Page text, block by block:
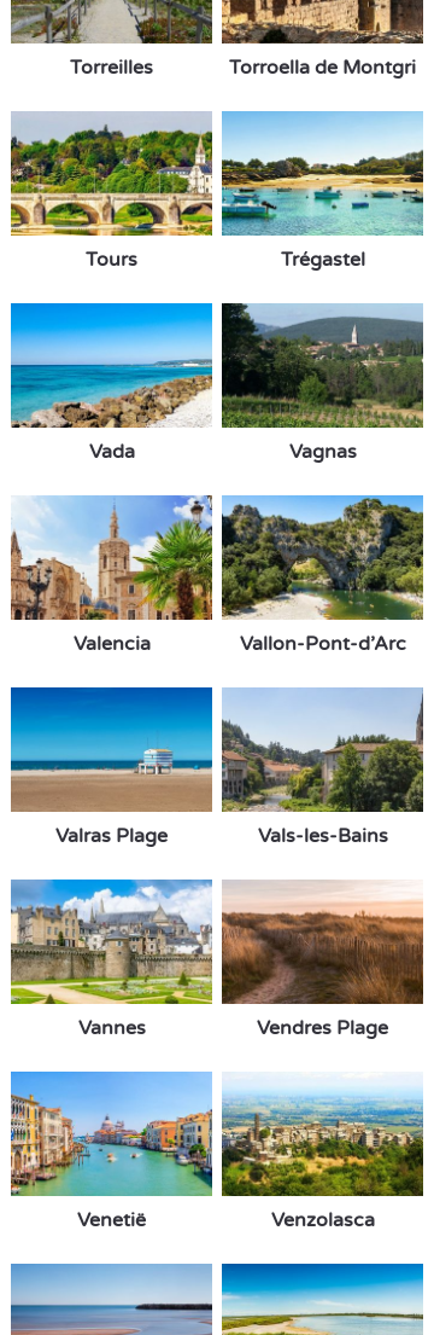
Torreilles Torroella de Montgri
Tours Trégastel
Vada Vagnas
Valencia Vallon-Pont-d’Arc
Valras Plage Vals-les-Bains
Vannes Vendres Plage
Venetië Venzolasca